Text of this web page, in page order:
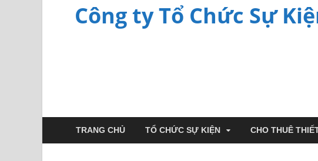
Công ty Tổ Chức Sự
TRANG CHỦ TỔ CHỨC SỰ KIỆN CHO THUÊ